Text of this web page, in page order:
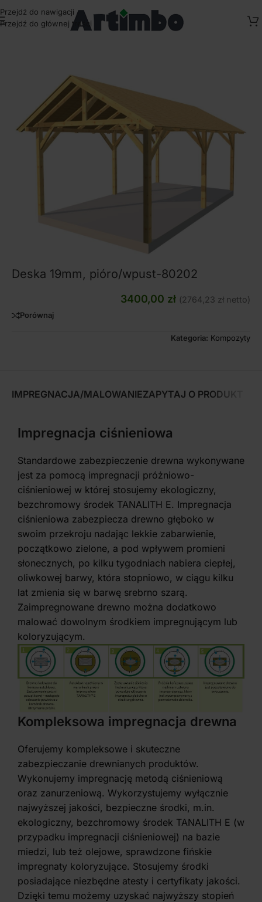
Przejdź do nawigacji
Przejdź do głównej treści
Strona główna
Deska 19mm, pióro/wpust-80202
3400,00 zł (2764,23 zł netto)
Porównaj
Kategoria: Kompozyty
IMPREGNACJA/MALOWANIEZAPYTAJ O PRODUKT
Impregnacja ciśnieniowa
Standardowe zabezpieczenie drewna wykonywane
jest za pomocą impregnacji próżniowo-
ciśnieniowej w której stosujemy ekologiczny,
bezchromowy środek TANALITH E. Impregnacja
ciśnieniowa zabezpiecza drewno głęboko w
swoim przekroju nadając lekkie zabarwienie,
początkowo zielone, a pod wpływem promieni
słonecznych, po kilku tygodniach nabiera ciepłej,
oliwkowej barwy, która stopniowo, w ciągu kilku
lat zmienia się w barwę srebrno szarą.
Zaimpregnowane drewno można dodatkowo
malować dowolnym środkiem impregnującym lub
koloryzującym.
Kompleksowa impregnacja drewna
Oferujemy kompleksowe i skuteczne
zabezpieczanie drewnianych produktów.
Wykonujemy impregnację metodą ciśnieniową
oraz zanurzeniową. Wykorzystujemy wyłącznie
najwyższej jakości, bezpieczne środki, m.in.
ekologiczny, bezchromowy środek TANALITH E (w
przypadku impregnacji ciśnieniowej) na bazie
miedzi, lub też olejowe, sprawdzone fińskie
impregnaty koloryzujące. Stosujemy środki
posiadające niezbędne atesty i certyfikaty jakości.
Dzięki temu możemy uzyskać najwyższy stopień